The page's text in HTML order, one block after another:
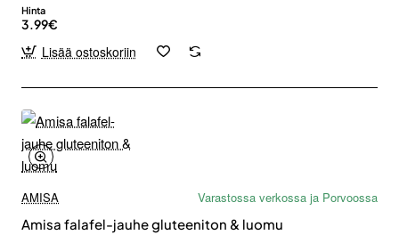
Hinta
3.99€
Lisää ostoskoriin
AMISA
Varastossa verkossa ja Porvoossa
Amisa falafel-jauhe gluteeniton & luomu